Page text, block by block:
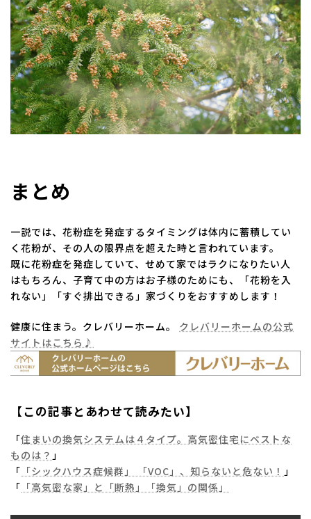
まとめ
一説では、花粉症を発症するタイミングは体内に蓄積してい
く花粉が、その人の限界点を超えた時と言われています。
既に花粉症を発症していて、せめて家ではラクになりたい人
はもちろん、子育て中の方はお子様のためにも、「花粉を入
れない」「すぐ排出できる」家づくりをおすすめします！
健康に住まう。クレバリーホーム。 クレバリーホームの公式
サイトはこちら♪
【この記事とあわせて読みたい】
「住まいの換気システムは４タイプ。高気密住宅にベストな
ものは？ 」
「 「シックハウス症候群」 「VOC」、知らないと危ない！ 」
「 「高気密な家」と「断熱」「換気」の関係」